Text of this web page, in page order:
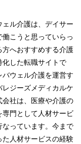
ェル介護は、デイサー
働こうと思っていらっ
方へおすすめする介護
化した転職サイトで
バウェル介護を運営す
レジーズメディカルケ
会社は、医療や介護の
専門として人材サービ
なっています。今まで
た人材サービスの経験